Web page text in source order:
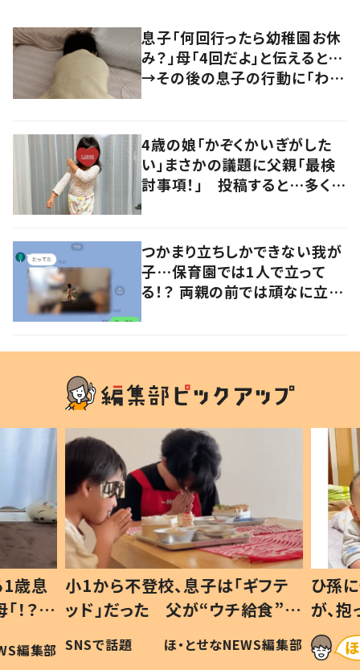
息子「何回行ったら幼稚園お休
み？」母「4回だよ」と伝えると…
→その後の息子の行動に「わか
4歳の娘「かぞくかいぎがした
い」まさかの議題に父親「最検
討事項！」 投稿すると…多くの
つかまり立ちしかできない我が
子…保育園では1人で立って
る！？ 両親の前では頑なに立た
歳息
？」
編集部
小1から不登校、息子は「ギフテ
ッド」だった 父が“ウチ給食”を
作り続ける理由とは #令和の親
#令和の子
SNSで話題 ほ・とせなNEWS編集部
ひ孫
が、
「涙
い」